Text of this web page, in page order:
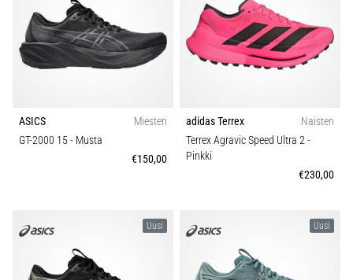
ASICS
Miesten
GT-2000 15- Musta
€150,00
adidas Terrex
Naisten
Terrex Agravic Speed Ultra 2-
Pinkki
€230,00
Uusi Uusi